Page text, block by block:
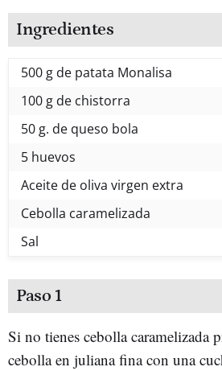
Ingredientes
500 g de patata Monalisa
100 g de chistorra
50 g. de queso bola
5 huevos
Aceite de oliva virgen extra
Cebolla caramelizada
Sal
Paso 1
Si no tienes cebolla caramelizada
cebolla en juliana fina con una